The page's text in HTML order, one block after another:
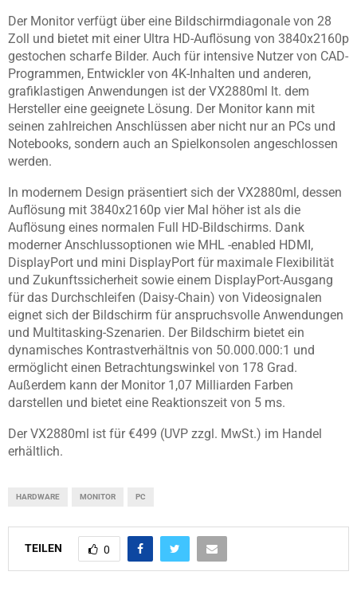
Der Monitor verfügt über eine Bildschirmdiagonale von 28
Zoll und bietet mit einer Ultra HD-Auflösung von 3840x2160p
gestochen scharfe Bilder. Auch für intensive Nutzer von CAD-
Programmen, Entwickler von 4K-Inhalten und anderen,
grafiklastigen Anwendungen ist der VX2880ml lt. dem
Hersteller eine geeignete Lösung. Der Monitor kann mit
seinen zahlreichen Anschlüssen aber nicht nur an PCs und
Notebooks, sondern auch an Spielkonsolen angeschlossen
werden.
In modernem Design präsentiert sich der VX2880ml, dessen
Auflösung mit 3840x2160p vier Mal höher ist als die
Auflösung eines normalen Full HD-Bildschirms. Dank
moderner Anschlussoptionen wie MHL -enabled HDMI,
DisplayPort und mini DisplayPort für maximale Flexibilität
und Zukunftssicherheit sowie einem DisplayPort-Ausgang
für das Durchschleifen (Daisy-Chain) von Videosignalen
eignet sich der Bildschirm für anspruchsvolle Anwendungen
und Multitasking-Szenarien. Der Bildschirm bietet ein
dynamisches Kontrastverhältnis von 50.000.000:1 und
ermöglicht einen Betrachtungswinkel von 178 Grad.
Außerdem kann der Monitor 1,07 Milliarden Farben
darstellen und bietet eine Reaktionszeit von 5 ms.
Der VX2880ml ist für €499 (UVP zzgl. MwSt.) im Handel
erhältlich.
HARDWARE MONITOR PC
TEILEN 0